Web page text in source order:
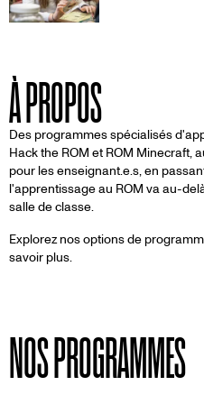
À PROPOS
Des programmes spécialisés
Hack the ROM et ROM Minecraft,
pour les enseignant.e.s, en
l'apprentissage au ROM va au-
salle de classe.
Explorez nos options de
savoir plus.
NOS PROGRAMMES